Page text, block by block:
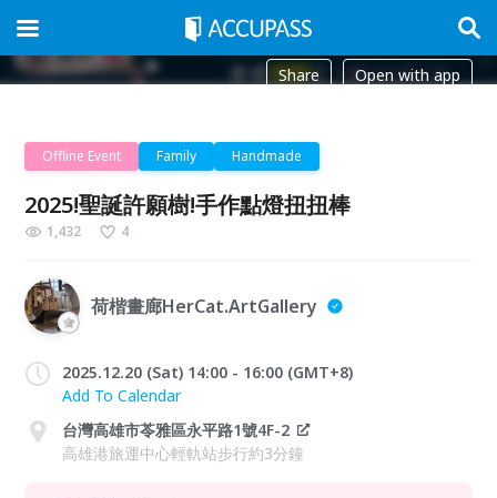
Share Open with app
Offline Event Family Handmade
2025!聖誕許願樹!手作點燈扭扭棒
1,432 4
荷楷畫廊HerCat.ArtGallery
2025.12.20 (Sat) 14:00 - 16:00 (GMT+8)
Add To Calendar
台灣高雄市苓雅區永平路1號4F-2
高雄港旅運中心輕軌站步行約3分鐘